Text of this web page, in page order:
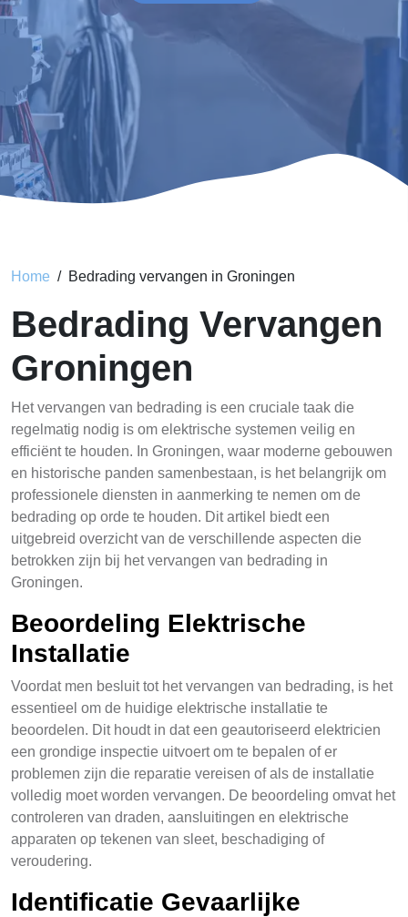
Home Bedrading vervangen in Groningen
Bedrading Vervangen
Groningen
Het vervangen van bedrading is een cruciale taak die
regelmatig nodig is om elektrische systemen veilig en
efficiënt te houden. In Groningen, waar moderne gebouwen
en historische panden samenbestaan, is het belangrijk om
professionele diensten in aanmerking te nemen om de
bedrading op orde te houden. Dit artikel biedt een
uitgebreid overzicht van de verschillende aspecten die
betrokken zijn bij het vervangen van bedrading in
Groningen.
Beoordeling Elektrische
Installatie
Voordat men besluit tot het vervangen van bedrading, is het
essentieel om de huidige elektrische installatie te
beoordelen. Dit houdt in dat een geautoriseerd elektricien
een grondige inspectie uitvoert om te bepalen of er
problemen zijn die reparatie vereisen of als de installatie
volledig moet worden vervangen. De beoordeling omvat het
controleren van draden, aansluitingen en elektrische
apparaten op tekenen van sleet, beschadiging of
veroudering.
Identificatie Gevaarlijke